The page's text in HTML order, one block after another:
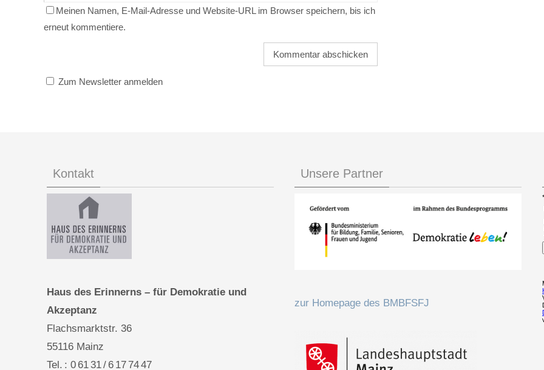
Meinen Namen, E-Mail-Adresse und Website-URL im Browser speichern, bis ich
erneut kommentiere.
Zum Newsletter anmelden
Kontakt
Haus des Erinnerns – für Demokratie und
Akzeptanz
Flachsmarktstr. 36
55116 Mainz
Tel. : 0 61 31 / 6 17 74 47
Unsere Partner
zur Homepage des BMBFSFJ